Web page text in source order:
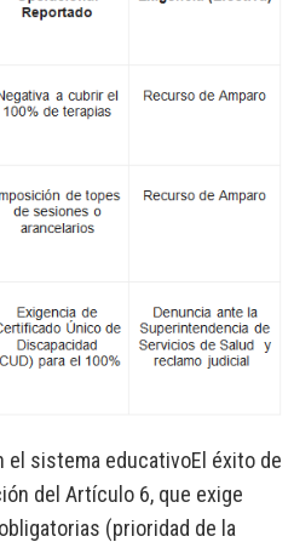
el sistema educativoEl éxito de
del Artículo 6, que exige
(prioridad de la